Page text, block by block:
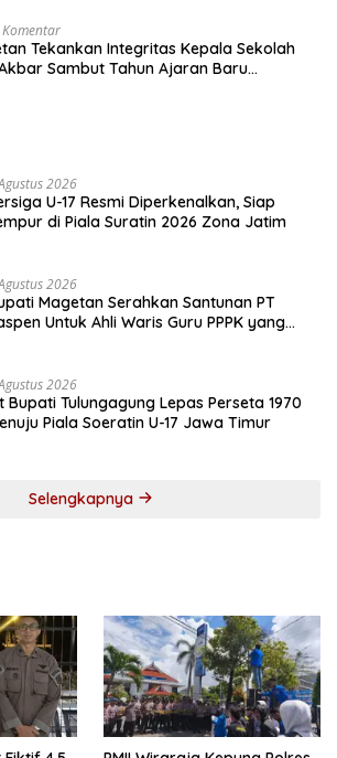
Tekankan Integritas Kepala Sekolah
Sambut Tahun Ajaran Baru
2026
U-17 Resmi Diperkenalkan, Siap
di Piala Suratin 2026 Zona Jatim
2026
Magetan Serahkan Santunan PT
Untuk Ahli Waris Guru PPPK yang
2026
Bupati Tulungagung Lepas Perseta 1970
Piala Soeratin U-17 Jawa Timur
Selengkapnya